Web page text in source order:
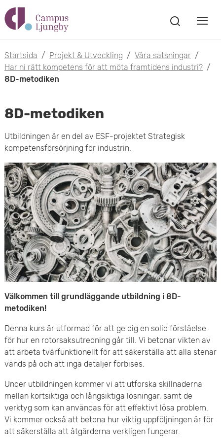
p
p
h
u
v
u
d
n
n
e
s
a
n
t
e
r
V
s
i
l
m
e
n
y
Startsida / Projekt & Utveckling / Våra satsningar/
Har ni rätt kompetens för att möta framtidens industri?/
8D-metodiken
8D-metodiken
Utbildningen är en del av ESF-projektet Strategisk
kompetensförsörjning för industrin.
Välkommen till grundläggande utbildning i 8D-
metodiken!
Denna kurs är utformad för att ge dig en solid förståelse
för hur en rotorsaksutredning går till. Vi betonar vikten av
att arbeta tvärfunktionellt för att säkerställa att alla stenar
vänds på och att inga detaljer förbises.
Under utbildningen kommer vi att utforska skillnaderna
mellan kortsiktiga och långsiktiga lösningar, samt de
verktyg som kan användas för att effektivt lösa problem.
Vi kommer också att betona hur viktig uppföljningen är för
att säkerställa att åtgärderna verkligen fungerar.